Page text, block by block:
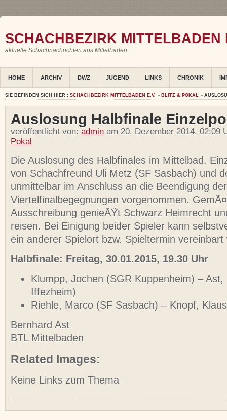
SCHACHBEZIRK MITTELBADEN
aktuelle Schachnachrichten aus Mittelbaden
HOME ARCHIV DWZ JUGEND LINKS CHRONIK
SIE BEFINDEN SICH HIER : SCHACHBEZIRK MITTELBADEN E.V. » BLITZ & POKAL »
Auslosung Halbfinale
veröffentlicht von: admin am 20. Dezember 2014, 02:09
Pokal
Die Auslosung des Halbfinales im Mittelbad.
von Schachfreund Uli Metz (SF Sasbach) und
unmittelbar im Anschluss an die Beendigung der
Viertelfinalbegegnungen vorgenommen.
Ausschreibung genieÃŸt Schwarz Heimrecht
reisen. Bei Einigung beider Spieler kann
ein anderer Spielort bzw. Spieltermin vereinbart
Halbfinale: Freitag, 30.01.2015, 19.30 Uhr
Klumpp, Jochen (SGR Kuppenheim) –
Iffezheim)
Riehle, Marco (SF Sasbach) – Knopf,
Bernhard Ast
BTL Mittelbaden
Related Images:
Keine Links zum Thema